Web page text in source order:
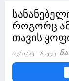
როგორც
თავის
07/11/23 82574